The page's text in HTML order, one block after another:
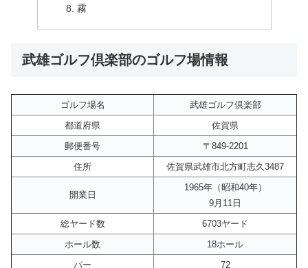
霧
武雄ゴルフ倶楽部のゴルフ場情報
ゴルフ場名
武雄ゴルフ倶楽部
都道府県
佐賀県
郵便番号
〒849-2201
住所
佐賀県武雄市北方町志久3487
開業日
1965年（昭和40年）
9月11日
総ヤード数
6703ヤード
ホール数
18ホール
パー
72